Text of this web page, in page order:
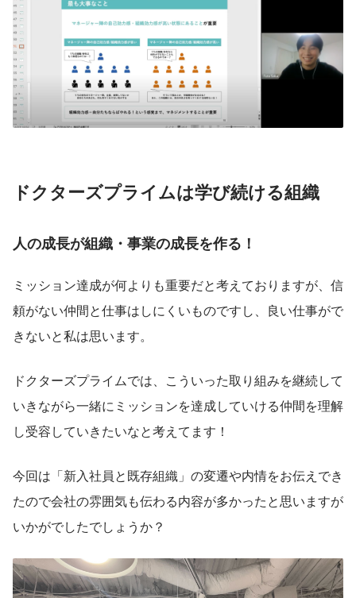
ドクターズプライムは学び続ける組織
人の成長が組織・事業の成長を作る！
ミッション達成が何よりも重要だと考えておりますが、信
頼がない仲間と仕事はしにくいものですし、良い仕事がで
きないと私は思います。
ドクターズプライムでは、こういった取り組みを継続して
いきながら一緒にミッションを達成していける仲間を理解
し受容していきたいなと考えてます！
今回は「新入社員と既存組織」の変遷や内情をお伝えでき
たので会社の雰囲気も伝わる内容が多かったと思いますが
いかがでしたでしょうか？